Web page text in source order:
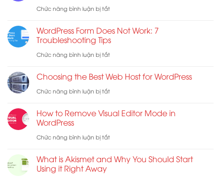
Cho
E-
mail
WordPress
Website
Chức năng bình luận bị tắtở
Ultimate
Checklist
for
WordPress Form Does Not Work: 7
Troubleshooting Tips
Chức năng bình luận bị tắtở
Form
Not
7
Tips
Choosing the Best Web Host for WordPress
Chức năng bình luận bị tắtở
the
Host
How to Remove Visual Editor Mode in
WordPress
Chức năng bình luận bị tắtở
to
What is Akismet and Why You Should Start
Using it Right Away